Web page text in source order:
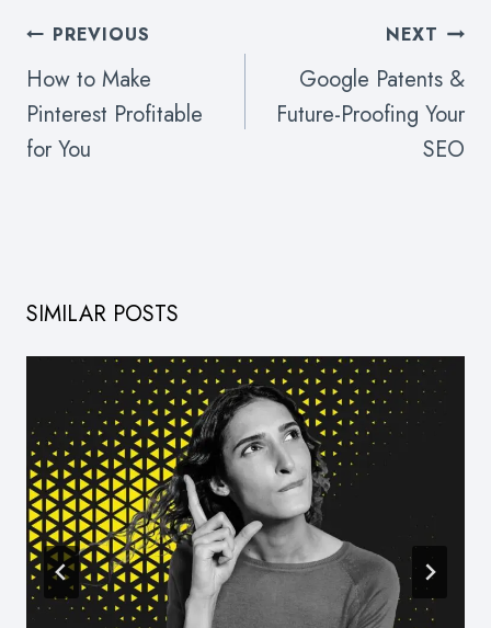
POST
NAVIGATION
PREVIOUS
How to Make
Pinterest Profitable
for You
NEXT
Google Patents &
Future-Proofing Your
SEO
SIMILAR POSTS